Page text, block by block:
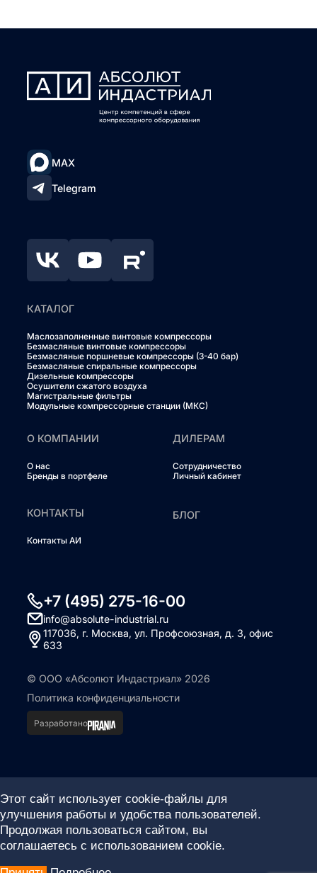
MAX
Telegram
КАТАЛОГ
Маслозаполненные винтовые компрессоры
Безмасляные винтовые компрессоры
Безмасляные поршневые компрессоры (3-40 бар)
Безмасляные спиральные компрессоры
Дизельные компрессоры
Осушители сжатого воздуха
Магистральные фильтры
Модульные компрессорные станции (МКС)
О КОМПАНИИ
О нас
Бренды в портфеле
ДИЛЕРАМ
Сотрудничество
Личный кабинет
КОНТАКТЫ
Контакты АИ
БЛОГ
+7 (495) 275-16-00
info@absolute-industrial.ru
117036, г. Москва, ул. Профсоюзная, д. 3, офис
633
© ООО «Абсолют Индастриал» 2026
Политика конфиденциальности
Разработано
Этот сайт использует cookie-файлы для
улучшения работы и удобства пользователей.
Продолжая пользоваться сайтом, вы
соглашаетесь с использованием cookie.